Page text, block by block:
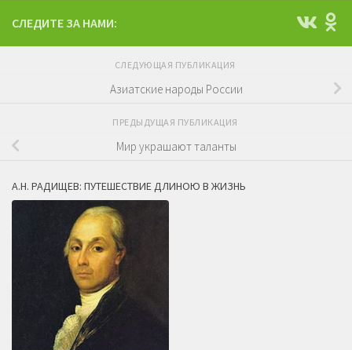
СЛЕДИТЕ ЗА НАМИ:
СЛЕДУЮЩАЯ ПУБЛИКАЦИЯ
Азиатские народы России
ПРЕДЫДУЩАЯ ПУБЛИКАЦИЯ
Мир украшают таланты
А.Н. РАДИЩЕВ: ПУТЕШЕСТВИЕ ДЛИНОЮ В ЖИЗНЬ